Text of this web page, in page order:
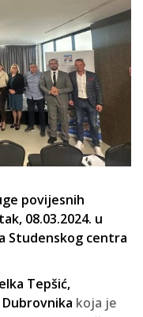
povijesnih
08.03.2024. u
Studenskog centra
Tepšić,
koja je